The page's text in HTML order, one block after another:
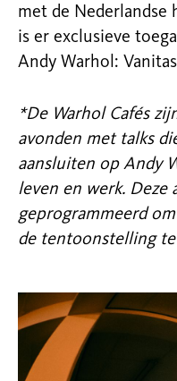
met de Nederlandse
is er exclusieve
Andy Warhol:
*De Warhol Cafés
avonden met talks
aansluiten op Andy
leven en werk. Deze
geprogrammeerd
de tentoonstelling te